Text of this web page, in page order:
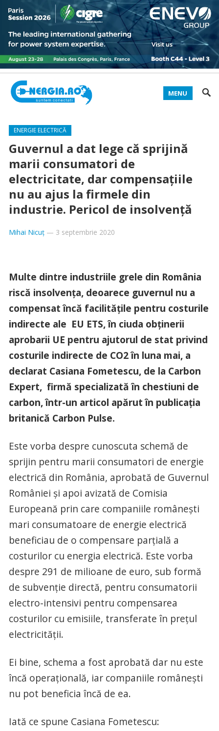
MENU
ENERGIE ELECTRICĂ
Guvernul a dat lege că sprijină
marii consumatori de
electricitate, dar compensațiile
nu au ajus la firmele din
industrie. Pericol de insolvență
Mihai Nicuț— 3 septembrie 2020
Multe dintre industriile grele din România
riscă insolvența, deoarece guvernul nu a
compensat încă facilitățile pentru costurile
indirecte ale EU ETS, în ciuda obținerii
aprobarii UE pentru ajutorul de stat privind
costurile indirecte de CO2 în luna mai, a
declarat Casiana Fometescu, de la Carbon
Expert, firmă specializată în chestiuni de
carbon, într-un articol apărut în publicația
britanică Carbon Pulse.
Este vorba despre cunoscuta schemă de
sprijin pentru marii consumatori de energie
electrică din România, aprobată de Guvernul
României și apoi avizată de Comisia
Europeană prin care companiile românești
mari consumatoare de energie electrică
beneficiau de o compensare parțială a
costurilor cu energia electrică. Este vorba
despre 291 de milioane de euro, sub formă
de subvenție directă, pentru consumatorii
electro-intensivi pentru compensarea
costurilor cu emisiile, transferate în prețul
electricității.
Ei bine, schema a fost aprobată dar nu este
încă operațională, iar companiile românești
nu pot beneficia încă de ea.
Iată ce spune Casiana Fometescu: